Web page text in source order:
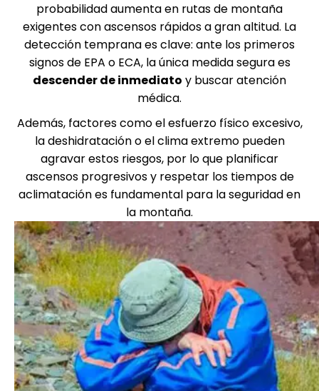
probabilidad aumenta en rutas de montaña
exigentes con ascensos rápidos a gran altitud. La
detección temprana es clave: ante los primeros
signos de EPA o ECA, la única medida segura es
descender de inmediato y buscar atención
médica.
Además, factores como el esfuerzo físico excesivo,
la deshidratación o el clima extremo pueden
agravar estos riesgos, por lo que planificar
ascensos progresivos y respetar los tiempos de
aclimatación es fundamental para la seguridad en
la montaña.